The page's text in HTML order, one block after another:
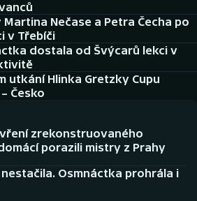
Martina Nečase a Petra Čecha po
v Třebíči
dostala od Švýcarů lekci v
utkání Hlinka Gretzky Cupu
Česko
zrekonstruovaného
porazili mistry z Prahy
Osmnáctka prohrála i